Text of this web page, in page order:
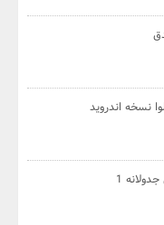
نسخه اندروید